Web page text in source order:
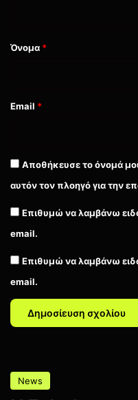
Όνομα *
Email *
Αποθήκευσε το όνομά
αυτόν τον πλοηγό για την
Επιθυμώ να λαμβάνω
email.
Επιθυμώ να λαμβάνω
email.